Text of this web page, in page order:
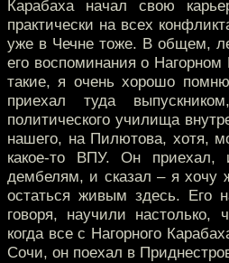
Карабаха начал свою
практически на всех
уже в Чечне тоже. В общем,
его воспоминания о
такие, я очень хорошо
приехал туда
политического училища
нашего, на Пилютова, хотя,
какое-то ВПУ. Он
дембелям, и сказал – я хочу
остаться живым здесь. Его
говоря, научили
когда все с Нагорного
Сочи, он поехал в